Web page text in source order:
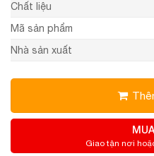
Chất liệu
Mã sản phẩm
Nhà sản xuất
Giao tận nơi